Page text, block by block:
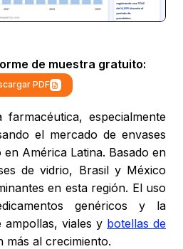
de muestra gratuito:
PDF
farmacéutica, especialmente
el mercado de envases
América Latina. Basado en
de vidrio, Brasil y México
en esta región. El uso
genéricos y la
ampollas, viales y botellas de
más al crecimiento.